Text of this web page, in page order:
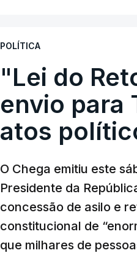
POLÍTICA
"Lei do
envio para
atos
O Chega emitiu este
Presidente da
concessão de asilo e
constitucional de
que milhares de